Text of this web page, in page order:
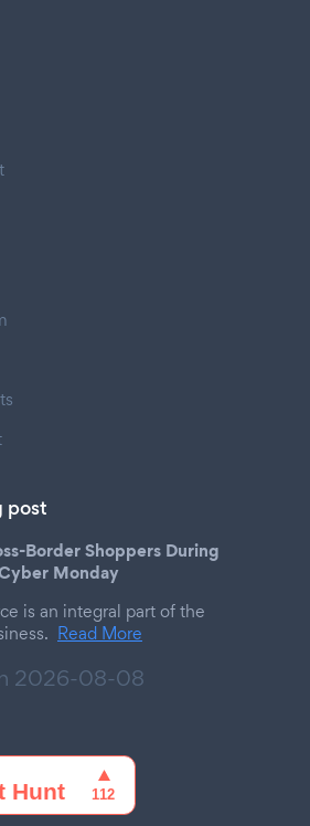
post
Border Shoppers During
Monday
is an integral part of the
Read More
2026-08-08